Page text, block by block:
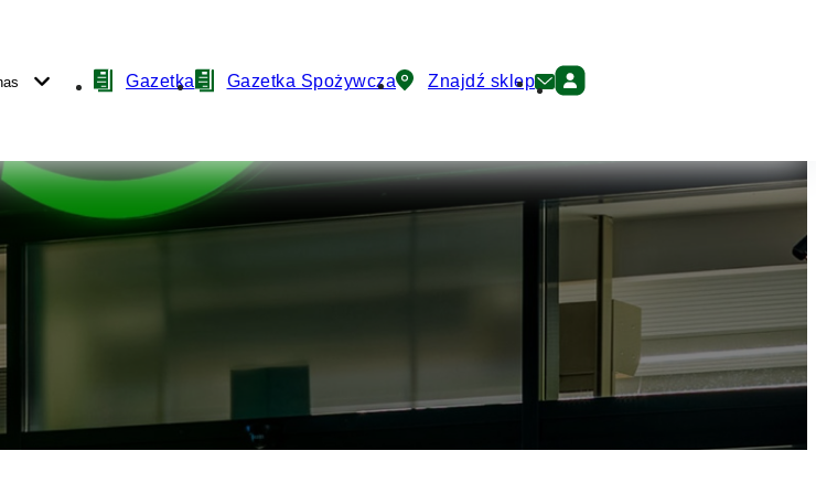
NawigacjaGazetka Gazetka Spożywcza Znajdź sklep